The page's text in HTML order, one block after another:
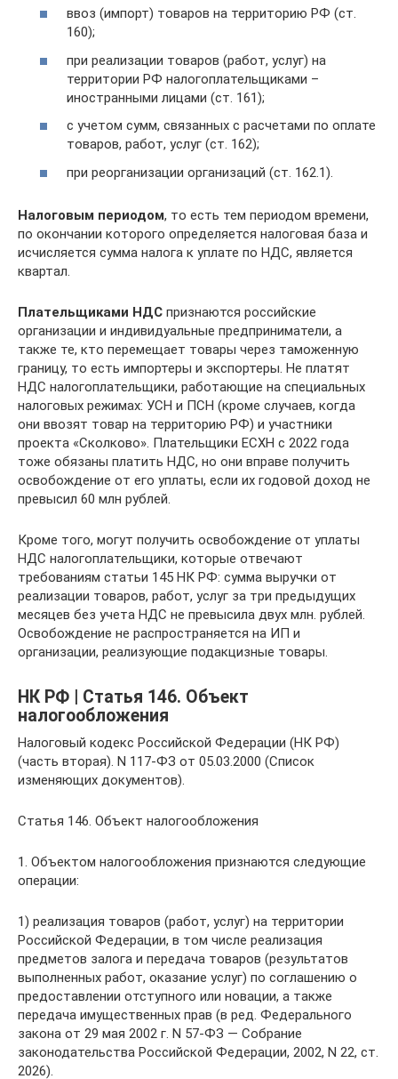
ввоз (импорт) товаров на территорию РФ (ст.
160);
при реализации товаров (работ, услуг) на
территории РФ налогоплательщиками –
иностранными лицами (ст. 161);
с учетом сумм, связанных с расчетами по оплате
товаров, работ, услуг (ст. 162);
при реорганизации организаций (ст. 162.1).
Налоговым периодом, то есть тем периодом времени,
по окончании которого определяется налоговая база и
исчисляется сумма налога к уплате по НДС, является
квартал.
Плательщиками НДС признаются российские
организации и индивидуальные предприниматели, а
также те, кто перемещает товары через таможенную
границу, то есть импортеры и экспортеры. Не платят
НДС налогоплательщики, работающие на специальных
налоговых режимах: УСН и ПСН (кроме случаев, когда
они ввозят товар на территорию РФ) и участники
проекта «Сколково». Плательщики ЕСХН с 2022 года
тоже обязаны платить НДС, но они вправе получить
освобождение от его уплаты, если их годовой доход не
превысил 60 млн рублей.
Кроме того, могут получить освобождение от уплаты
НДС налогоплательщики, которые отвечают
требованиям статьи 145 НК РФ: сумма выручки от
реализации товаров, работ, услуг за три предыдущих
месяцев без учета НДС не превысила двух млн. рублей.
Освобождение не распространяется на ИП и
организации, реализующие подакцизные товары.
НК РФ | Статья 146. Объект
налогообложения
Налоговый кодекс Российской Федерации (НК РФ)
(часть вторая). N 117-ФЗ от 05.03.2000 (Список
изменяющих документов).
Статья 146. Объект налогообложения
1. Объектом налогообложения признаются следующие
операции:
1) реализация товаров (работ, услуг) на территории
Российской Федерации, в том числе реализация
предметов залога и передача товаров (результатов
выполненных работ, оказание услуг) по соглашению о
предоставлении отступного или новации, а также
передача имущественных прав (в ред. Федерального
закона от 29 мая 2002 г. N 57-ФЗ — Собрание
законодательства Российской Федерации, 2002, N 22, ст.
2026).